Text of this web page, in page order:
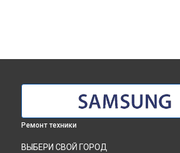
Ремонт техники
ВЫБЕРИ СВОЙ ГОРОД